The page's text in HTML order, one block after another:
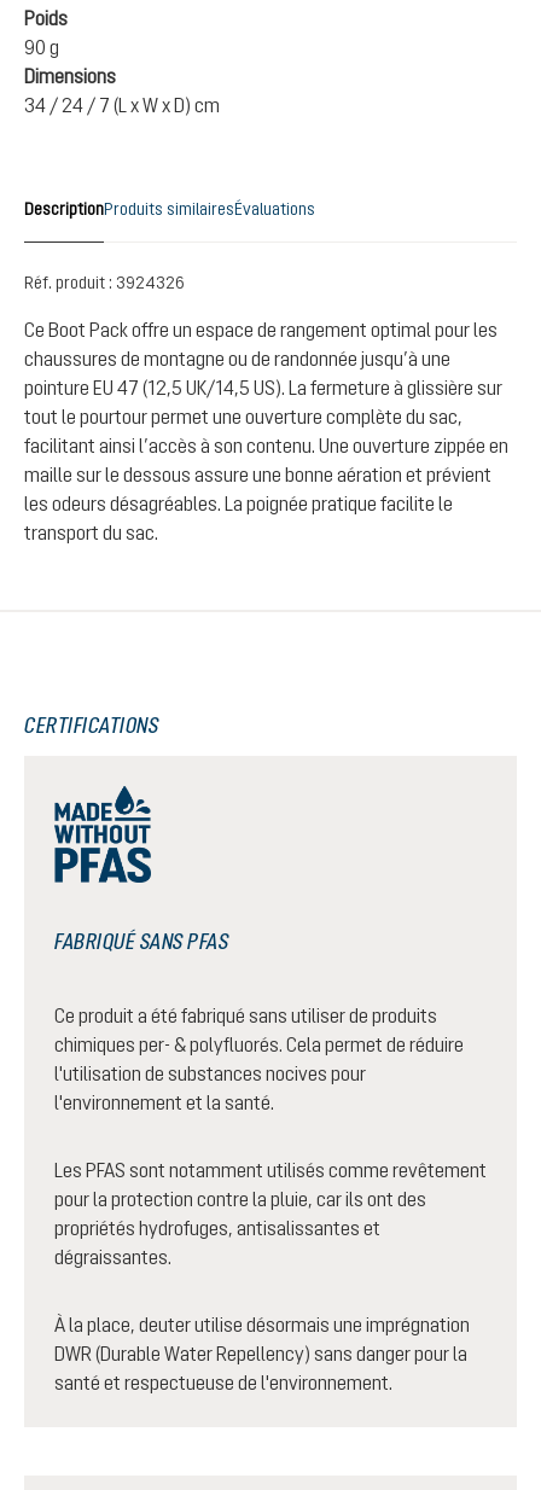
Poids
90 g
Dimensions
34 / 24 / 7 (L x W x D) cm
DescriptionProduits similairesÉvaluations
Réf. produit : 3924326
Ce Boot Pack offre un espace de rangement optimal pour les
chaussures de montagne ou de randonnée jusqu’à une
pointure EU 47 (12,5 UK/14,5 US). La fermeture à glissière sur
tout le pourtour permet une ouverture complète du sac,
facilitant ainsi l’accès à son contenu. Une ouverture zippée en
maille sur le dessous assure une bonne aération et prévient
les odeurs désagréables. La poignée pratique facilite le
transport du sac.
CERTIFICATIONS
FABRIQUÉ SANS PFAS
Ce produit a été fabriqué sans utiliser de produits
chimiques per- & polyfluorés. Cela permet de réduire
l'utilisation de substances nocives pour
l'environnement et la santé.
Les PFAS sont notamment utilisés comme revêtement
pour la protection contre la pluie, car ils ont des
propriétés hydrofuges, antisalissantes et
dégraissantes.
À la place, deuter utilise désormais une imprégnation
DWR (Durable Water Repellency) sans danger pour la
santé et respectueuse de l'environnement.